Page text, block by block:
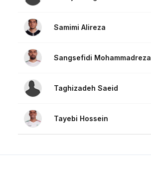
Samimi Alireza
Sangsefidi Mohammadreza
Taghizadeh Saeid
Tayebi Hossein